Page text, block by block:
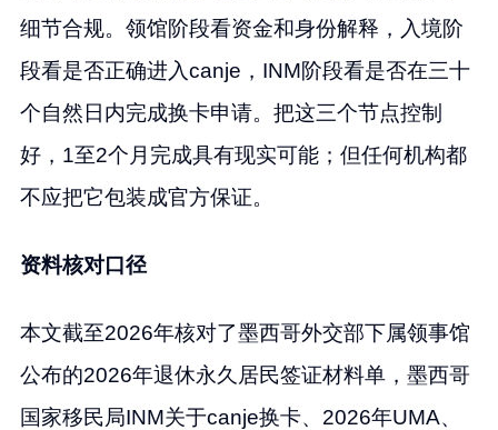
细节合规。领馆阶段看资金和身份解释，入境阶
段看是否正确进入canje，INM阶段看是否在三十
个自然日内完成换卡申请。把这三个节点控制
好，1至2个月完成具有现实可能；但任何机构都
不应把它包装成官方保证。
资料核对口径
本文截至2026年核对了墨西哥外交部下属领事馆
公布的2026年退休永久居民签证材料单，墨西哥
国家移民局INM关于canje换卡、2026年UMA、